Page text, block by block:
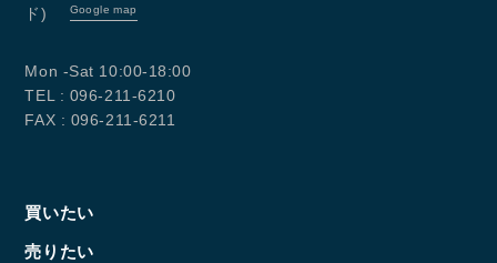
CONTACT
コンタクトフォームからお問い合わせ
ド)
Google map
Mon -Sat 10:00-18:00
TEL : 096-211-6210
FAX : 096-211-6211
買いたい
売りたい